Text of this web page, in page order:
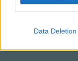
I want to allow
Data Deletion